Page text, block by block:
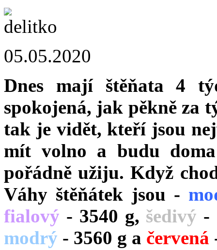
05.05.2020
Dnes mají štěňata 4
spokojená, jak pěkně
tak je vidět, kteří jsou
mít volno a budu
pořádně užiju. Když
Váhy štěňátek jsou -
fialový - 3540 g, šedivý -
modrý - 3560 g a červená